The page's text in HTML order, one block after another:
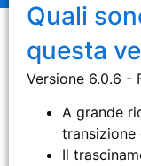
Quali
questa
Versione 6.0.6 -
A grande
transizione
Il